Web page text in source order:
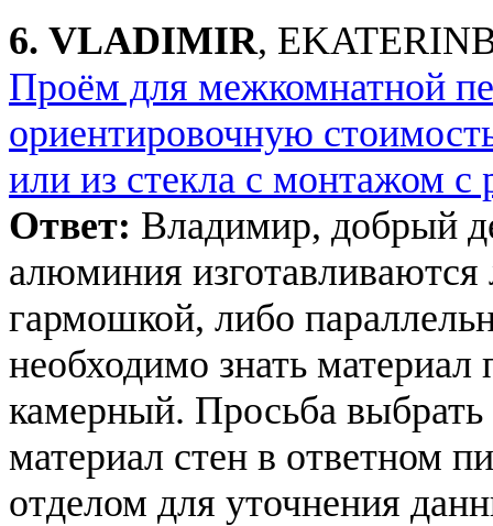
6. VLADIMIR,
Проём для межкомнатной
ориентировочную
или из стекла с монтажом
Ответ: Владимир, добрый
алюминия
гармошкой, либо
необходимо знать материал
камерный. Просьба
материал стен в ответном
отделом для уточнения